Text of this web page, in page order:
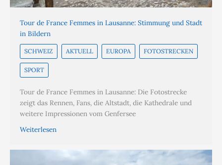
Tour de France Femmes in Lausanne: Stimmung und Stadt
in Bildern
SCHWEIZ AKTUELL EUROPA FOTOSTRECKEN
SPORT
Tour de France Femmes in Lausanne: Die Fotostrecke
zeigt das Rennen, Fans, die Altstadt, die Kathedrale und
weitere Impressionen vom Genfersee
Weiterlesen